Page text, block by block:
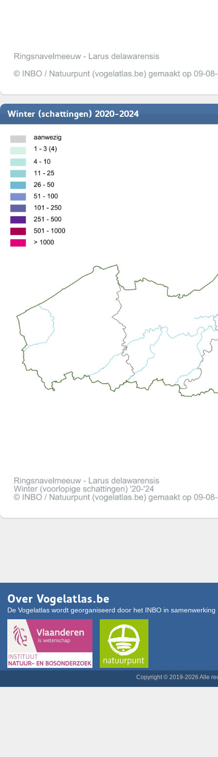
Winter (schattingen) 2020-2024
Over Vogelatlas.be
De Vogelatlas wordt georganiseerd door het INBO in
Copyright © 2019-2026 Alle